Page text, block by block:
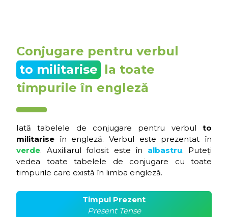
Conjugare pentru verbul
to militarise la toate
timpurile în engleză
Iată tabelele de conjugare pentru verbul to
militarise în engleză. Verbul este prezentat în
verde. Auxiliarul folosit este în albastru. Puteți
vedea toate tabelele de conjugare cu toate
timpurile care există în limba engleză.
Timpul Prezent
Present Tense